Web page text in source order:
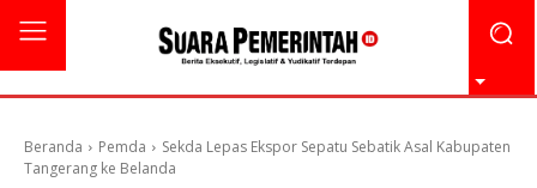
Beranda Pemda
Sekda Lepas Ekspor Sepatu Sebatik Asal Kabupaten
Tangerang ke Belanda